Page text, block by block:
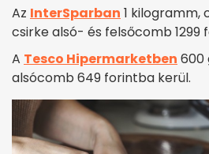
Az InterSparban 1 kilogramm,
csirke alsó- és felsőcomb 1299
A Tesco Hipermarketben 600
alsócomb 649 forintba kerül.